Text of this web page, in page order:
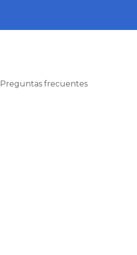
Preguntas frecuentes